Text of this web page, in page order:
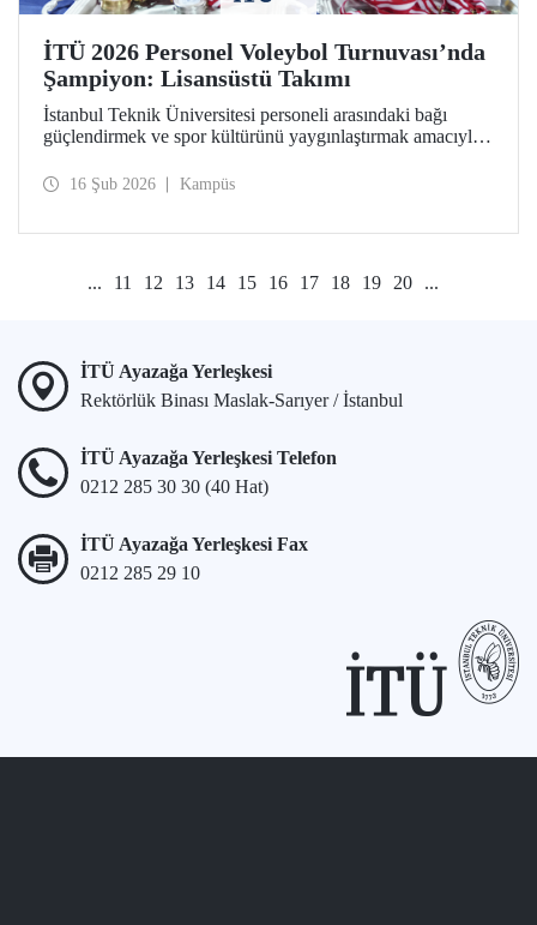
İTÜ 2026 Personel Voleybol Turnuvası’nda
Şampiyon: Lisansüstü Takımı
İstanbul Teknik Üniversitesi personeli arasındaki bağı
güçlendirmek ve spor kültürünü yaygınlaştırmak amacıyla
heyecan dolu bir finalle sona erdi.
16 Şub 2026 Kampüs
... 11 12 13 14 15 16 17 18 19 20 ...
İTÜ Ayazağa Yerleşkesi
Rektörlük Binası Maslak-Sarıyer / İstanbul
İTÜ Ayazağa Yerleşkesi Telefon
0212 285 30 30 (40 Hat)
İTÜ Ayazağa Yerleşkesi Fax
0212 285 29 10